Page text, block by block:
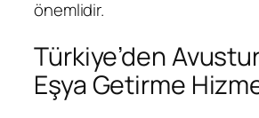
önemlidir.
Türkiye’den
Eşya Getirme